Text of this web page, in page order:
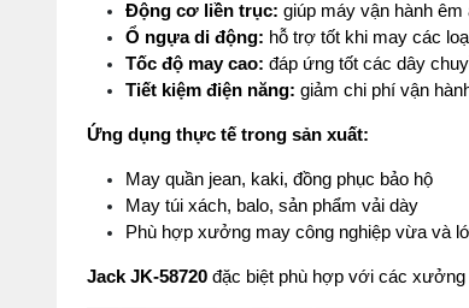
Động cơ liền trục: giúp máy vận hành
Ổ ngựa di động: hỗ trợ tốt khi may các
Tốc độ may cao: đáp ứng tốt các dây
Tiết kiệm điện năng: giảm chi phí vận
Ứng dụng thực tế trong sản xuất:
May quần jean, kaki, đồng phục bảo hộ
May túi xách, balo, sản phẩm vải dày
Phù hợp xưởng may công nghiệp vừa và
Jack JK-58720 đặc biệt phù hợp với các xưởng